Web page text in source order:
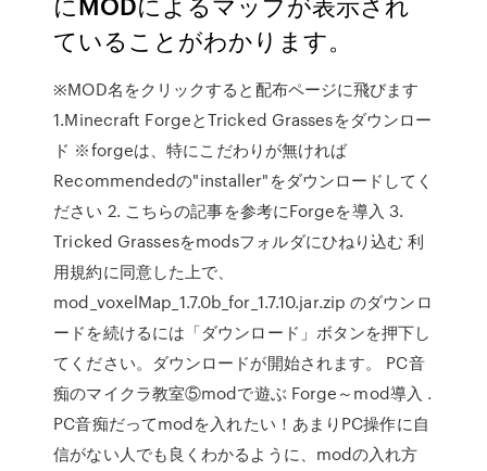
ていることがわかります。
※MOD名をクリックすると配布ページに飛びます
1.Minecraft ForgeとTricked Grassesをダウンロー
ド ※forgeは、特にこだわりが無ければ
Recommendedの"installer"をダウンロードしてく
ださい 2. こちらの記事を参考にForgeを導入 3.
Tricked Grassesをmodsフォルダにひねり込む 利
用規約に同意した上で、
mod_voxelMap_1.7.0b_for_1.7.10.jar.zip のダウンロ
ードを続けるには「ダウンロード」ボタンを押下し
てください。ダウンロードが開始されます。 PC音
痴のマイクラ教室⑤modで遊ぶ Forge～mod導入 .
PC音痴だってmodを入れたい！あまりPC操作に自
信がない人でも良くわかるように、modの入れ方